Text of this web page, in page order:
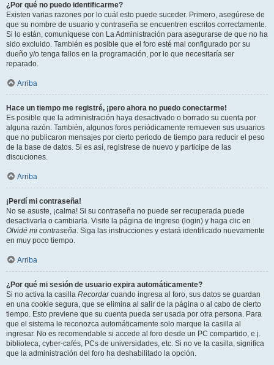
¿Por qué no puedo identificarme?
Existen varias razones por lo cuál esto puede suceder. Primero, asegúrese de
que su nombre de usuario y contraseña se encuentren escritos correctamente.
Si lo están, comuníquese con La Administración para asegurarse de que no ha
sido excluido. También es posible que el foro esté mal configurado por su
dueño y/o tenga fallos en la programación, por lo que necesitaría ser
reparado.
Arriba
Hace un tiempo me registré, ¡pero ahora no puedo conectarme!
Es posible que la administración haya desactivado o borrado su cuenta por
alguna razón. También, algunos foros periódicamente remueven sus usuarios
que no publicaron mensajes por cierto periodo de tiempo para reducir el peso
de la base de datos. Si es así, registrese de nuevo y participe de las
discuciones.
Arriba
¡Perdí mi contraseña!
No se asuste, ¡calma! Si su contraseña no puede ser recuperada puede
desactivarla o cambiarla. Visite la página de ingreso (login) y haga clic en
Olvidé mi contraseña. Siga las instrucciones y estará identificado nuevamente
en muy poco tiempo.
Arriba
¿Por qué mi sesión de usuario expira automáticamente?
Si no activa la casilla Recordarcuando ingresa al foro, sus datos se guardan
en una cookie segura, que se elimina al salir de la página o al cabo de cierto
tiempo. Esto previene que su cuenta pueda ser usada por otra persona. Para
que el sistema le reconozca automáticamente solo marque la casilla al
ingresar. No es recomendable si accede al foro desde un PC compartido, e.j.
biblioteca, cyber-cafés, PCs de universidades, etc. Si no ve la casilla, significa
que la administración del foro ha deshabilitado la opción.